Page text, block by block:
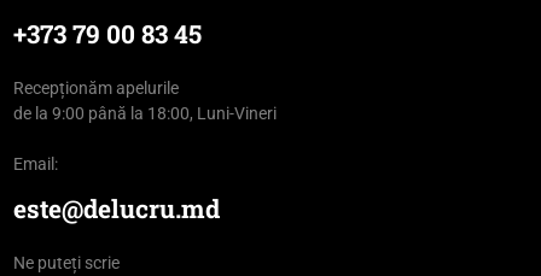
+373 79 00 83 45
Recepționăm apelurile
de la 9:00 până la 18:00, Luni-Vineri
Email:
este@delucru.md
Ne puteți scrie